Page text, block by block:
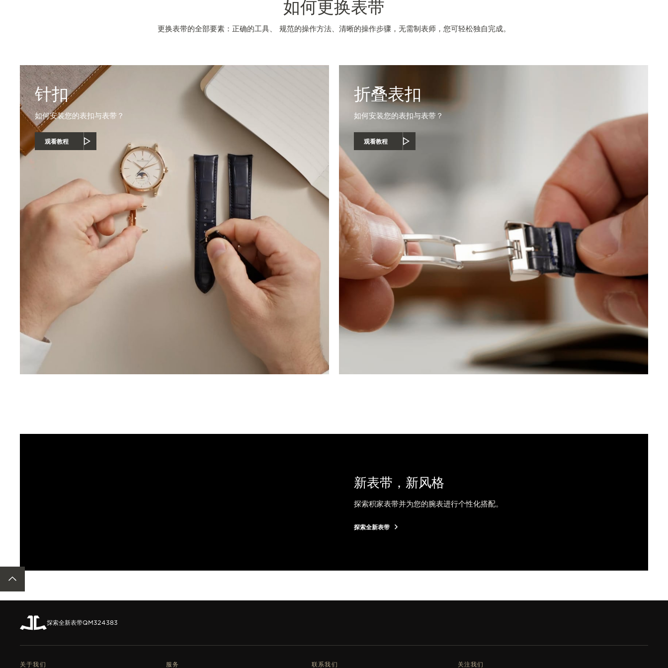
如何更换表带
更换表带的全部要素：正确的工具、 规范的操作方法、清晰的操作步骤，无需制表师，您可轻松独自完成。
针扣
如何安装您的表扣与表带？
观看教程
折叠表扣
如何安装您的表扣与表带？
观看教程
新表带，新风格
探索积家表带并为您的腕表进行个性化搭配。
探索全新表带
ACCESSIBILITY.BACKTOTOP
探索全新表带QM324383
关于我们 服务 联系我们 关注我们